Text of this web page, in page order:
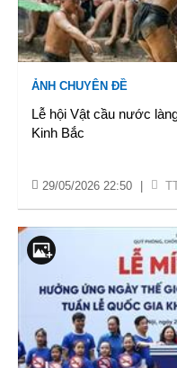
ẢNH CHUYÊN ĐỀ
Lễ hội Vật cầu nước
Kinh Bắc
29/05/2026 22:50